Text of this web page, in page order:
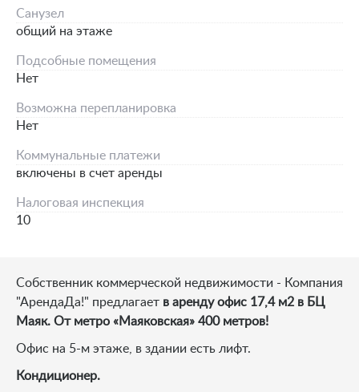
Санузел
общий на этаже
Подсобные помещения
Нет
Возможна перепланировка
Нет
Коммунальные платежи
включены в счет аренды
Налоговая инспекция
10
Собственник коммерческой недвижимости - Компания
"АрендаДа!" предлагает в аренду офис 17,4 м2 в БЦ
Маяк. От метро «Маяковская» 400 метров!
Офис на 5-м этаже, в здании есть лифт.
Кондиционер.